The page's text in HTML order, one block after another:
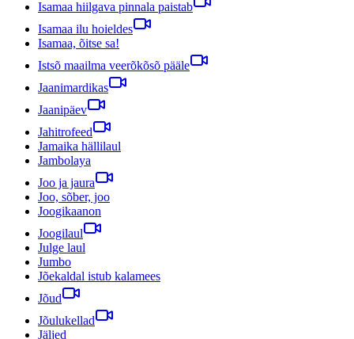
Isamaa hiilgava pinnala paistab
Isamaa ilu hoieldes
Isamaa, õitse sa!
Istsõ maailma veerõkõsõ pääle
Jaanimardikas
Jaanipäev
Jahitrofeed
Jamaika hällilaul
Jambolaya
Joo ja jaura
Joo, sõber, joo
Joogikaanon
Joogilaul
Julge laul
Jumbo
Jõekaldal istub kalamees
Jõud
Jõulukellad
Jäljed